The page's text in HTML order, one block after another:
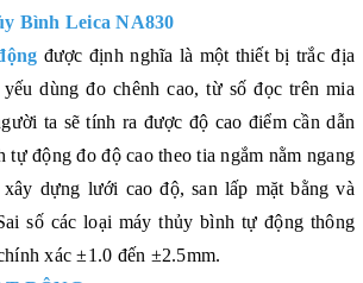
Bình Leica NA830
được định nghĩa là một thiết bị trắc địa
dùng đo chênh cao, từ số đọc trên mia
ta sẽ tính ra được độ cao điểm cần dẫn
động đo độ cao theo tia ngắm nằm ngang
dựng lưới cao độ, san lấp mặt bằng và
số các loại máy thủy bình tự động thông
xác±1.0 đến ±2.5mm.